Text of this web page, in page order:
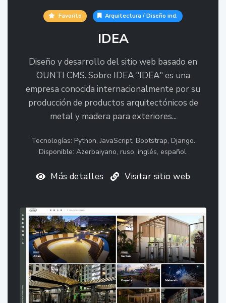
Favorito Arquitectura / Diseño ind.
IDEA
Diseño y desarrollo del sitio web basado en
OUNTI CMS. Sobre IDEA "IDEA" es una
empresa conocida internacionalmente por su
producción de productos arquitectónicos de
metal y madera para exteriores...
Tecnologías: Python, JavaScript, Bootstrap, Django.
Disponible: Azerbaiyano, ruso, inglés, español.
Más detalles Visitar sitio web